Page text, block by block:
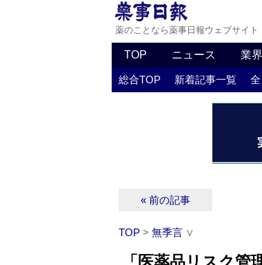
薬のことなら薬事日報ウェブサイト
TOP ニュース 業
総合TOP 新着記事一覧
« 前の記事
TOP > 無季言 ∨